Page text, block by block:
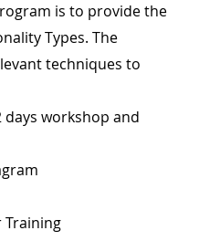
is to provide the
Types. The
techniques to
workshop and
Training